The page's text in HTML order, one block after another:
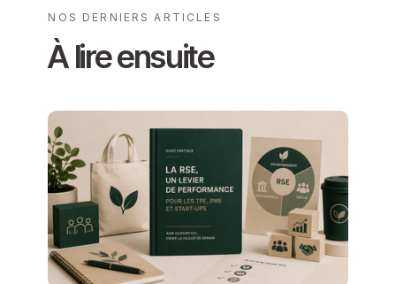
NOS DERNIERS ARTICLES
À lire ensuite